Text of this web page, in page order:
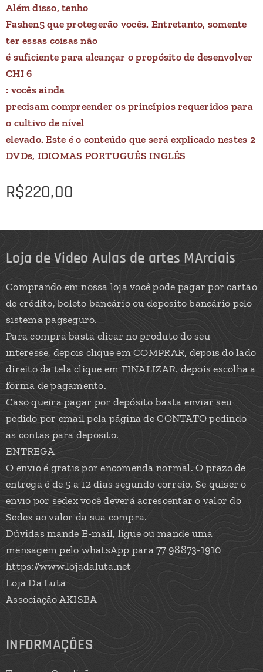
Além disso, tenho
Fashen5 que protegerão vocês. Entretanto, somente
ter essas coisas não
é suficiente para alcançar o propósito de desenvolver
CHI 6
: vocês ainda
precisam compreender os princípios requeridos para
o cultivo de nível
elevado. Este é o conteúdo que será explicado nestes 2
DVDs, IDIOMAS PORTUGUÊS INGLÊS
R$220,00
Loja de Video Aulas de artes MArciais
Comprando em nossa loja você pode pagar por cartão
de crédito, boleto bancário ou deposito bancário pelo
sistema pagseguro.
Para compra basta clicar no produto do seu
interesse, depois clique em COMPRAR, depois do lado
direito da tela clique em FINALIZAR. depois escolha a
forma de pagamento.
Caso queira pagar por depósito basta enviar seu
pedido por email pela página de CONTATO pedindo
as contas para deposito.
ENTREGA
O envio é gratis por encomenda normal. O prazo de
entrega é de 5 a 12 dias segundo correio. Se quiser o
envio por sedex você deverá acrescentar o valor do
Sedex ao valor da sua compra.
Dúvidas mande E-mail, ligue ou mande uma
mensagem pelo whatsApp para 77 98873-1910
https://www.lojadaluta.net
Loja Da Luta
Associação AKISBA
INFORMAÇÕES